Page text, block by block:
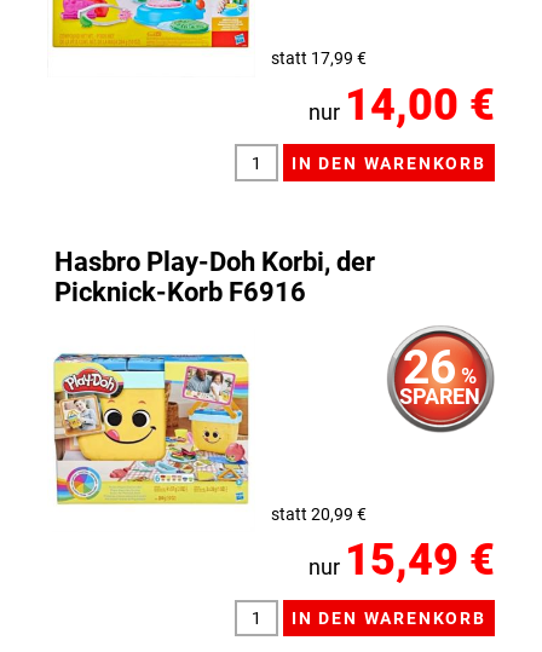
statt 17,99 €
nur 14,00 €
Hasbro Play-Doh Korbi, der
Picknick-Korb F6916
26 %
SPAREN
statt 20,99 €
nur 15,49 €